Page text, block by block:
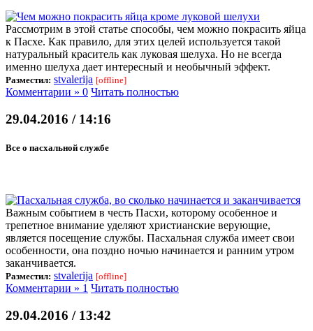
Рассмотрим в этой статье способы, чем можно покрасить яйца
к Пасхе. Как правило, для этих целей используется такой
натуральный краситель как луковая шелуха. Но не всегда
именно шелуха дает интересный и необычный эффект.
Разместил: stvalerija [offline]
Комментарии » 0 Читать полностью
29.04.2016 / 14:16
Все о пасхальной службе
Важным событием в честь Пасхи, которому особенное и
трепетное внимание уделяют христианские верующие,
является посещение службы. Пасхальная служба имеет свои
особенности, она поздно ночью начинается и ранним утром
заканчивается.
Разместил: stvalerija [offline]
Комментарии » 1 Читать полностью
29.04.2016 / 13:42